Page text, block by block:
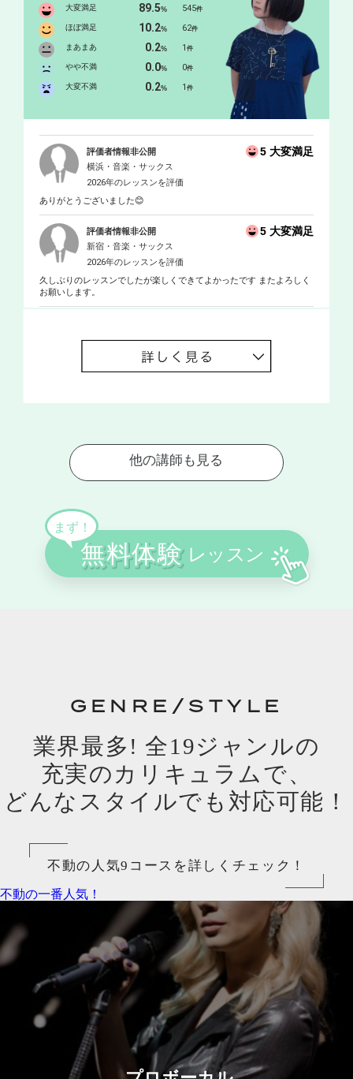
大変満足 89.5% 545件
ほぼ満足 10.2% 62件
まあまあ 0.2% 1件
やや不満 0.0% 0件
大変不満 0.2% 1件
評価者情報非公開 5 大変満足
横浜・音楽・サックス
2026年のレッスンを評価
ありがとうございました😊
評価者情報非公開 5 大変満足
新宿・音楽・サックス
2026年のレッスンを評価
久しぶりのレッスンでしたが楽しくできてよかったです またよろしく
お願いします。
GENRE/STYLE
業界最多! 全19ジャンルの
充実のカリキュラムで、
どんなスタイルでも対応可能！
不動の人気9コースを詳しくチェック！
不動の一番人気！